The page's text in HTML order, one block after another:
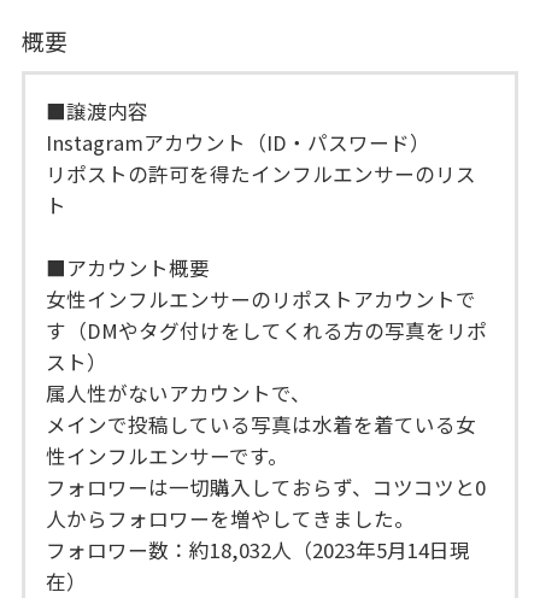
概要
■譲渡内容
Instagramアカウント（ID・パスワード）
リポストの許可を得たインフルエンサーのリス
ト
■アカウント概要
女性インフルエンサーのリポストアカウントで
す（DMやタグ付けをしてくれる方の写真をリポ
スト）
属人性がないアカウントで、
メインで投稿している写真は水着を着ている女
性インフルエンサーです。
フォロワーは一切購入しておらず、コツコツと0
人からフォロワーを増やしてきました。
フォロワー数：約18,032人（2023年5月14日現
在）